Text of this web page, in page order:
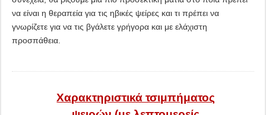
να είναι η θεραπεία για τις ηβικές ψείρες και τι πρέπει να
γνωρίζετε για να τις βγάλετε γρήγορα και με ελάχιστη
προσπάθεια.
Χαρακτηριστικά τσιμπήματος